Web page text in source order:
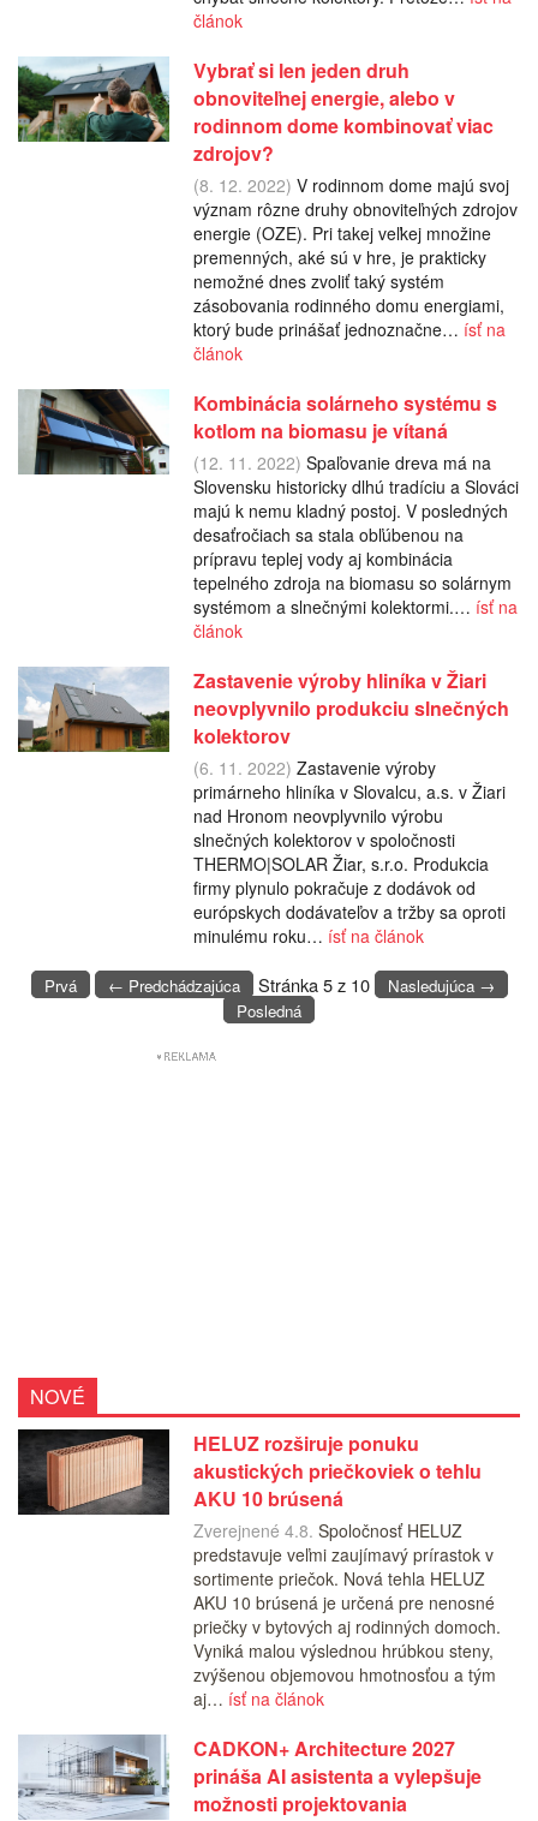
článok
Vybrať si len jeden druh
obnoviteľnej energie, alebo v
rodinnom dome kombinovať viac
zdrojov?
(8. 12. 2022) V rodinnom dome majú svoj
význam rôzne druhy obnoviteľných zdrojov
energie (OZE). Pri takej veľkej množine
premenných, aké sú v hre, je prakticky
nemožné dnes zvoliť taký systém
zásobovania rodinného domu energiami,
ktorý bude prinášať jednoznačne… ísť na
článok
Kombinácia solárneho systému s
kotlom na biomasu je vítaná
(12. 11. 2022) Spaľovanie dreva má na
Slovensku historicky dlhú tradíciu a Slováci
majú k nemu kladný postoj. V posledných
desaťročiach sa stala obľúbenou na
prípravu teplej vody aj kombinácia
tepelného zdroja na biomasu so solárnym
systémom a slnečnými kolektormi.… ísť na
článok
Zastavenie výroby hliníka v Žiari
neovplyvnilo produkciu slnečných
kolektorov
(6. 11. 2022) Zastavenie výroby
primárneho hliníka v Slovalcu, a.s. v Žiari
nad Hronom neovplyvnilo výrobu
slnečných kolektorov v spoločnosti
THERMO|SOLAR Žiar, s.r.o. Produkcia
firmy plynulo pokračuje z dodávok od
európskych dodávateľov a tržby sa oproti
minulému roku… ísť na článok
Prvá ← Predchádzajúca Stránka 5 z 10
Nasledujúca →
Posledná
NOVÉ
HELUZ rozširuje ponuku
akustických priečkoviek o tehlu
AKU 10 brúsená
Zverejnené 4.8. Spoločnosť HELUZ
predstavuje veľmi zaujímavý prírastok v
sortimente priečok. Nová tehla HELUZ
AKU 10 brúsená je určená pre nenosné
priečky v bytových aj rodinných domoch.
Vyniká malou výslednou hrúbkou steny,
zvýšenou objemovou hmotnosťou a tým
aj… ísť na článok
CADKON+ Architecture 2027
prináša AI asistenta a vylepšuje
možnosti projektovania